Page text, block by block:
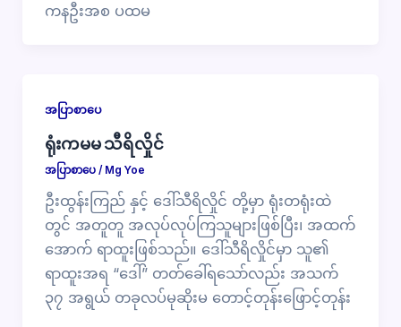
ကနဦးအစ ပထမ
အပြာစာပေ
ရုံးကမမ သီရိလှိုင်
အပြာစာပေ/ Mg Yoe
ဦးထွန်းကြည် နှင့် ဒေါ်သီရိလှိုင် တို့မှာ ရုံးတရုံးထဲ
တွင် အတူတူ အလုပ်လုပ်ကြသူများဖြစ်ပြီး၊ အထက်
အောက် ရာထူးဖြစ်သည်။ ဒေါ်သီရိလှိုင်မှာ သူ၏
ရာထူးအရ “ဒေါ်” တတ်ခေါ်ရသော်လည်း အသက်
၃၇ အရွယ် တခုလပ်မုဆိုးမ တောင့်တုန်းဖြောင့်တုန်း